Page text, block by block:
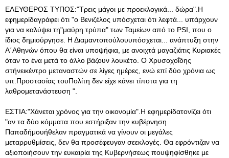
ΕΛΕΥΘΕΡΟΣ ΤΥΠΟΣ:"Τρεις μάγοι με προεκλογικά... δώρα".Η
εφημερίδαγράφει ότι "ο Βενιζέλος υπόσχεται ότι λεφτά... υπάρχουν
για να καλύψει τη"μαύρη τρύπα" των Ταμείων από το PSI, που ο
ίδιος δημιούργησε. Η Διαμαντοπούλουυπόσχεται... ανάπτυξη στην
Α΄Αθηνών όπου θα είναι υποψήφια, με ανοιχτά μαγαζιάτις Κυριακές
όταν το ένα μετά το άλλο βάζουν λουκέτο. Ο Χρυσοχοΐδης
στήνεικέντρο μεταναστών σε λίγες ημέρες, ενώ επί δύο χρόνια ως
υπ.Προστασίας τουΠολίτη δεν είχε κάνει τίποτα για τη
λαθρομετανάστευση ".
ΕΣΤΙΑ:"Χάνεται χρόνος για την οικονομία".Η εφημερίδατονίζει ότι
"αν τα δύο κόμματα που εστήριξαν την κυβέρνηση
Παπαδήμουήθελαν πραγματικά να γίνουν οι μεγάλες
μεταρρυθμίσεις, δεν θα προσέφευγαν σεεκλογές. Θα εφρόντιζαν να
αξιοποιήσουν την ευκαιρία της Κυβερνήσεως πουψηφίσθηκε με